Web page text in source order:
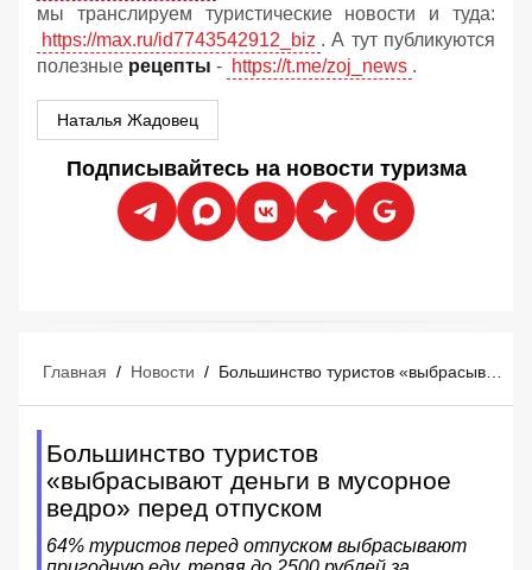
мы транслируем туристические новости и туда:
https://max.ru/id7743542912_biz . А тут публикуются
полезные рецепты - https://t.me/zoj_news .
Наталья Жадовец
Подписывайтесь на новости туризма
Главная / Новости / Большинство туристов «выбрасывают деньги в мусорное ведро» перед отпуском
Большинство туристов
«выбрасывают деньги в мусорное
ведро» перед отпуском
64% туристов перед отпуском выбрасывают